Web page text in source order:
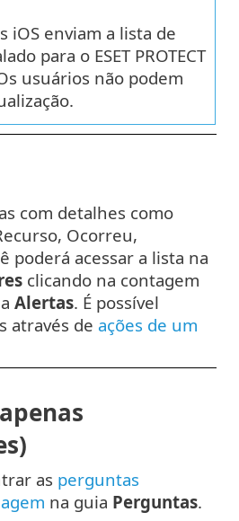
iOS enviam a lista de
para o ESET PROTECT
usuários não podem
com detalhes como
Ocorreu,
poderá acessar a lista na
clicando na contagem
Alertas. É possível
através de ações de um
as perguntas
na guia Perguntas.